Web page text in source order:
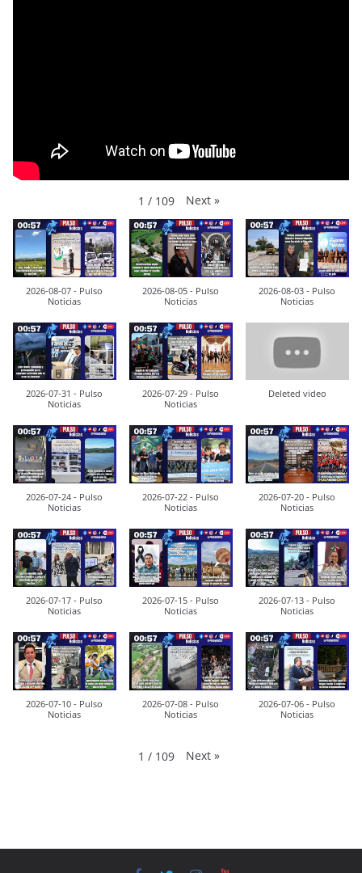
1 / 109 Next »
2026-08-07 - Pulso
Noticias
2026-08-05 - Pulso
Noticias
2026-08-03 - Pulso
Noticias
2026-07-31 - Pulso
Noticias
2026-07-29 - Pulso
Noticias
Deleted video
2026-07-24 - Pulso
Noticias
2026-07-22 - Pulso
Noticias
2026-07-20 - Pulso
Noticias
2026-07-17 - Pulso
Noticias
2026-07-15 - Pulso
Noticias
2026-07-13 - Pulso
Noticias
2026-07-10 - Pulso
Noticias
2026-07-08 - Pulso
Noticias
2026-07-06 - Pulso
Noticias
1 / 109 Next »